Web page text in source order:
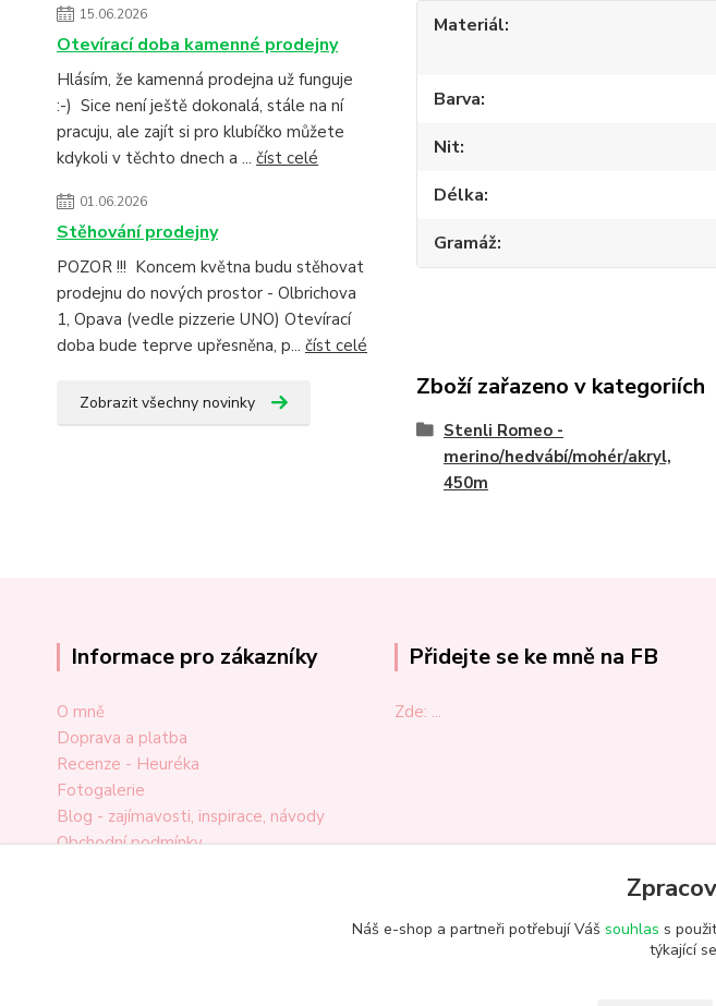
15.06.2026
Otevírací doba kamenné prodejny
Hlásím, že kamenná prodejna už funguje
:-) Sice není ještě dokonalá, stále na ní
pracuju, ale zajít si pro klubíčko můžete
kdykoli v těchto dnech a ... číst celé
01.06.2026
Stěhování prodejny
POZOR !!! Koncem května budu stěhovat
prodejnu do nových prostor - Olbrichova
1, Opava (vedle pizzerie UNO) Otevírací
doba bude teprve upřesněna, p... číst celé
Zobrazit všechny novinky
Materiál
Barva
Nit
Délka
Gramáž
Zboží zařazeno v kategoriích
Stenli Romeo -
merino/hedvábí/mohér/akryl,
450m
Informace pro zákazníky
O mně
Doprava a platba
Recenze - Heuréka
Fotogalerie
Blog - zajímavosti, inspirace, návody
Obchodní podmínky
Přidejte se ke mně na FB
Zde: ...
Náš e-shop a partneři potřebují Váš souhlas s
týkající